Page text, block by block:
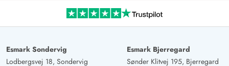
Ein sehr schönes Ferienhaus mit einem phantastischen
Blick über den Fjord. Die Sonnenaufgänge unbezahlbar.
Esmark Sondervig
Lodbergsvej 18, Sondervig
Esmark Bjerregard
Sønder Klitvej 195, Bjerregard